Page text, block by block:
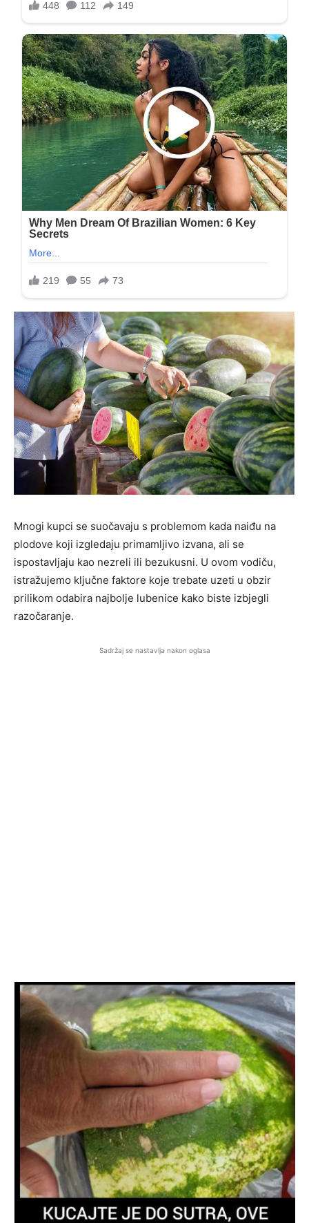
Mnogi kupci se suočavaju s problemom kada naiđu na
plodove koji izgledaju primamljivo izvana, ali se
ispostavljaju kao nezreli ili bezukusni. U ovom vodiču,
istražujemo ključne faktore koje trebate uzeti u obzir
prilikom odabira najbolje lubenice kako biste izbjegli
razočaranje.
Sadržaj se nastavlja nakon oglasa